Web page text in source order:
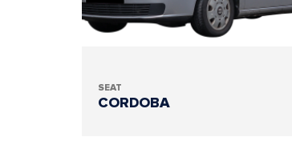
SEAT
CORDOBA